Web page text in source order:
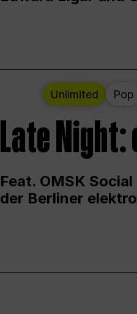
Unlimited Pop
Late
Feat. OMSK
der Berliner